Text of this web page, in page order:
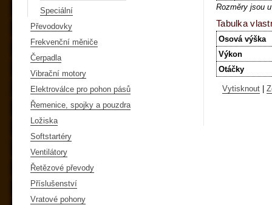
Speciální
Převodovky
Frekvenční měniče
Čerpadla
Vibrační motory
Elektroválce pro pohon pásů
Řemenice, spojky a pouzdra
Ložiska
Softstartéry
Ventilátory
Řetězové převody
Příslušenství
Vratové pohony
Rozměry jsou
Tabulka
Osová výška
Výkon
Otáčky
Vytisknout